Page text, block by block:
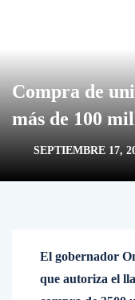
Compra de
más de 100
SEPTIEMBRE 17,
El gobernador
que autoriza el